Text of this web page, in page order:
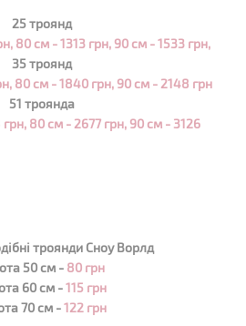
25 троянд
80 см - 1313 грн, 90 см - 1533 грн,
35 троянд
80 см - 1840 грн, 90 см - 2148 грн
51 троянда
80 см - 2677 грн, 90 см - 3126
троянди Сноу Ворлд
50 см - 80 грн
60 см -115 грн
70 см -122 грн